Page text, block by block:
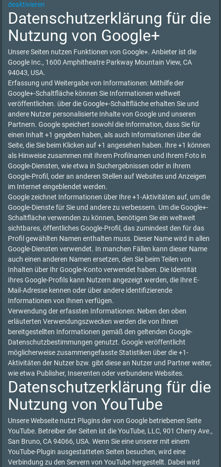
deaktivieren
Datenschutzerklärung für die
Nutzung von Google+
Unsere Seiten nutzen Funktionen von Google+. Anbieter ist die
Google Inc., 1600 Amphitheatre Parkway Mountain View, CA
94043, USA.
Erfassung und Weitergabe von Informationen: Mithilfe der
Google+-Schaltfläche können Sie Informationen weltweit
veröffentlichen. über die Google+-Schaltfläche erhalten Sie und
andere Nutzer personalisierte Inhalte von Google und unseren
Partnern. Google speichert sowohl die Information, dass Sie für
einen Inhalt +1 gegeben haben, als auch Informationen über die
Seite, die Sie beim Klicken auf +1 angesehen haben. Ihre +1 können
als Hinweise zusammen mit Ihrem Profilnamen und Ihrem Foto in
Google-Diensten, wie etwa in Suchergebnissen oder in Ihrem
Google-Profil, oder an anderen Stellen auf Websites und Anzeigen
im Internet eingeblendet werden.
Google zeichnet Informationen über Ihre +1-Aktivitäten auf, um die
Google-Dienste für Sie und andere zu verbessern. Um die Google+-
Schaltfläche verwenden zu können, benötigen Sie ein weltweit
sichtbares, öffentliches Google-Profil, das zumindest den für das
Profil gewählten Namen enthalten muss. Dieser Name wird in allen
Google-Diensten verwendet. In manchen Fällen kann dieser Name
auch einen anderen Namen ersetzen, den Sie beim Teilen von
Inhalten über Ihr Google-Konto verwendet haben. Die Identität
Ihres Google-Profils kann Nutzern angezeigt werden, die Ihre E-
Mail-Adresse kennen oder über andere identifizierende
Informationen von Ihnen verfügen.
Verwendung der erfassten Informationen: Neben den oben
erläuterten Verwendungszwecken werden die von Ihnen
bereitgestellten Informationen gemäß den geltenden Google-
Datenschutzbestimmungen genutzt. Google veröffentlicht
möglicherweise zusammengefasste Statistiken über die +1-
Aktivitäten der Nutzer bzw. gibt diese an Nutzer und Partner weiter,
wie etwa Publisher, Inserenten oder verbundene Websites.
Datenschutzerklärung für die
Nutzung von YouTube
Unsere Webseite nutzt Plugins der von Google betriebenen Seite
YouTube. Betreiber der Seiten ist die YouTube, LLC, 901 Cherry Ave.,
San Bruno, CA 94066, USA. Wenn Sie eine unserer mit einem
YouTube-Plugin ausgestatteten Seiten besuchen, wird eine
Verbindung zu den Servern von YouTube hergestellt. Dabei wird